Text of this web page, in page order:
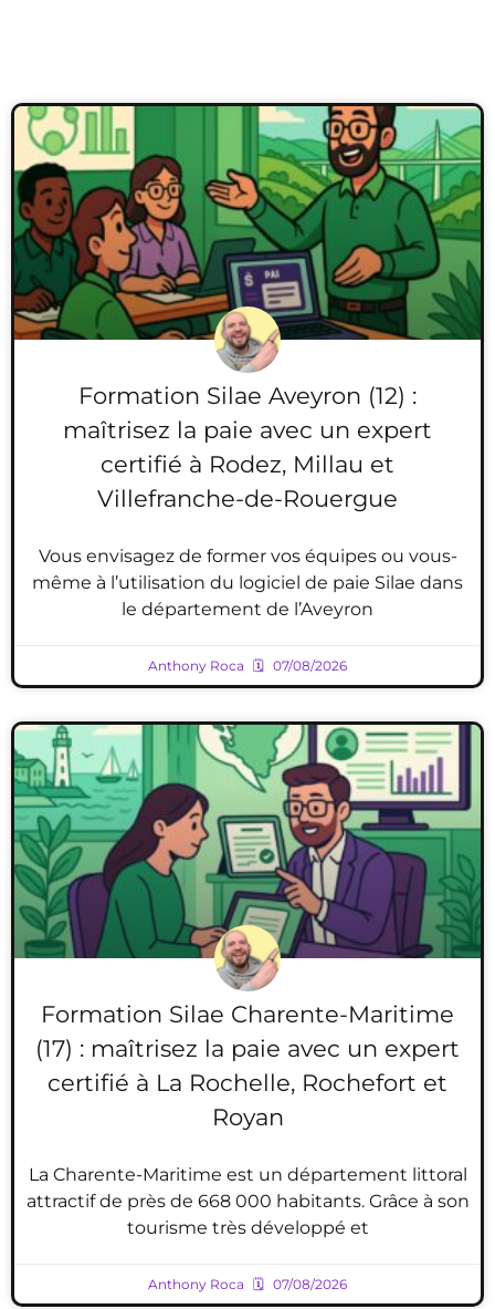
Formation Silae Aveyron (12) :
maîtrisez la paie avec un expert
certifié à Rodez, Millau et
Villefranche-de-Rouergue
Vous envisagez de former vos équipes ou vous-
même à l’utilisation du logiciel de paie Silae dans
le département de l’Aveyron
Anthony Roca 07/08/2026
Formation Silae Charente-Maritime
(17) : maîtrisez la paie avec un expert
certifié à La Rochelle, Rochefort et
Royan
La Charente-Maritime est un département littoral
attractif de près de 668 000 habitants. Grâce à son
tourisme très développé et
Anthony Roca 07/08/2026